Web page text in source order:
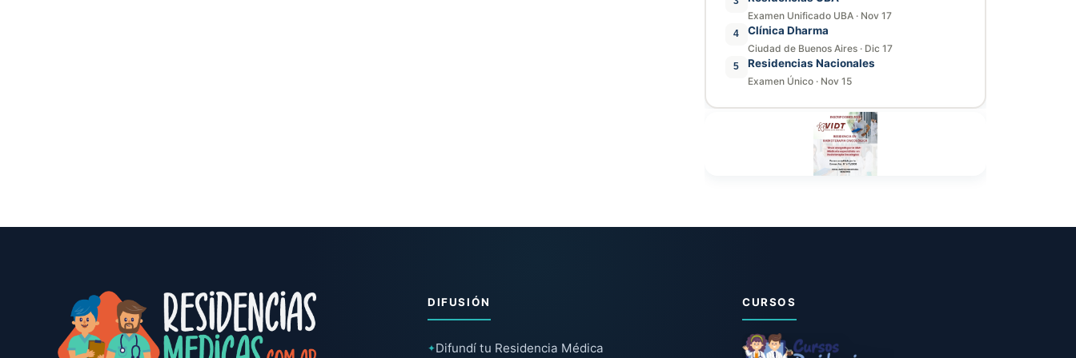
Examen Unificado UBA · Nov 17
4 Clínica Dharma
Ciudad de Buenos Aires · Dic 17
5 Residencias Nacionales
Examen Único · Nov 15
DIFUSIÓN
✦Difundí tu Residencia Médica
CURSOS